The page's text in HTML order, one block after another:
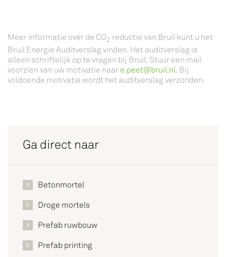
Meer informatie over de CO2 reductie van Bruil kunt u het
Bruil Energie Auditverslag vinden. Het auditverslag is
alleen schriftelijk op te vragen bij Bruil. Stuur een mail
voorzien van uw motivatie naar e.peet@bruil.nl. Bij
voldoende motivatie wordt het auditverslag verzonden.
Ga direct naar
Betonmortel
Droge mortels
Prefab ruwbouw
Prefab printing